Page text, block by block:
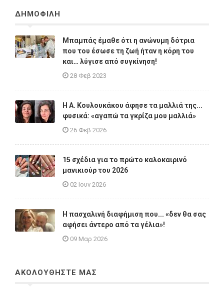
ΔΗΜΟΦΙΛΗ
Μπαμπάς έμαθε ότι η ανώνυμη δότρια
που του έσωσε τη ζωή ήταν η κόρη του
και… λύγισε από συγκίνηση!
28 Φεβ 2023
Η A. Κουλουκάκου άφησε τα μαλλιά της...
φυσικά: «αγαπώ τα γκρίζα μου μαλλιά»
26 Φεβ 2026
15 σχέδια για το πρώτο καλοκαιρινό
μανικιούρ του 2026
02 Ιουν 2026
Η πασχαλινή διαφήμιση που... «δεν θα σας
αφήσει άντερο από τα γέλια»!
09 Μαρ 2026
ΑΚΟΛΟΥΘΗΣΤΕ ΜΑΣ